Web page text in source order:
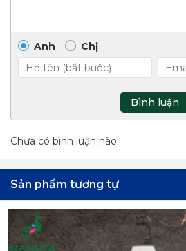
Anh Chị
Bình luận
Chưa có bình luận nào
Sản phẩm tương tự